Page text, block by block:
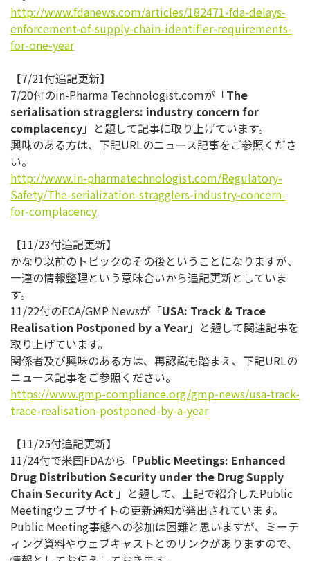
http://www.fdanews.com/articles/182471-fda-delays-
enforcement-of-supply-chain-identifier-requirements-
for-one-year
【7/21付追記更新】
7/20付のin-Pharma Technologist.comが「The
serialisation stragglers: industry concern for
complacency」と題して記事に取り上げています。
興味のある方は、下記URLのニュース記事をご参照くださ
い。
http://www.in-pharmatechnologist.com/Regulatory-
Safety/The-serialization-stragglers-industry-concern-
for-complacency
【11/23付追記更新】
かなり以前のトピックのその後ということになりますが、
一連の情報整理という意味合いから追記更新としていま
す。
11/22付のECA/GMP Newsが「USA: Track & Trace
Realisation Postponed by a Year」と題して関連記事を
取り上げています。
関係者及び興味のある方は、再認識も踏まえ、下記URLの
ニュース記事をご参照ください。
https://www.gmp-compliance.org/gmp-news/usa-track-
trace-realisation-postponed-by-a-year
【11/25付追記更新】
11/24付で米国FDAから「Public Meetings: Enhanced
Drug Distribution Security under the Drug Supply
Chain Security Act 」と題して、上記で紹介したPublic
Meetingウェブサイトの更新通知が発出されています。
Public Meeting事態への参加は困難と思いますが、 ミーテ
ィング資料やウェブキャストとのリンクがありますので、